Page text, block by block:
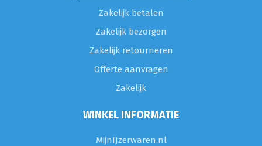
Zakelijk betalen
Zakelijk bezorgen
Zakelijk retourneren
Offerte aanvragen
Zakelijk
WINKEL INFORMATIE
MijnIJzerwaren.nl